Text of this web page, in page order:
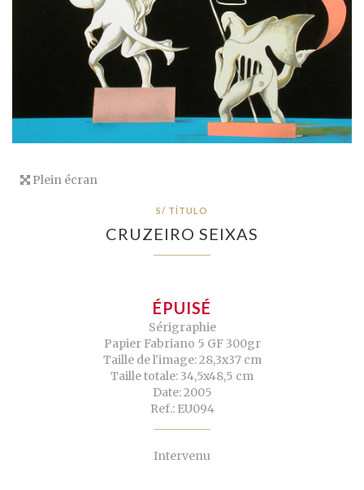
Plein écran
S/ TÍTULO
CRUZEIRO SEIXAS
ÉPUISÉ
Sérigraphie
Papier Fabriano 5 GF 300gr
Taille de l'image: 28,3x37 cm
Taille totale: 34,5x48,5 cm
Date: 2005
Ref.: EU094
Intervenu